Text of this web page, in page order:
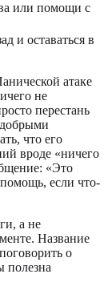
или помощи с
и оставаться в
атаке
не
перестань
что его
вроде «ничего
«Это
если что-
а не
Название
о
полезна